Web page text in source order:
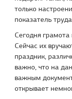
только
показатель
Сегодня
Сейчас их
праздник,
важно, что на
важным
открывает